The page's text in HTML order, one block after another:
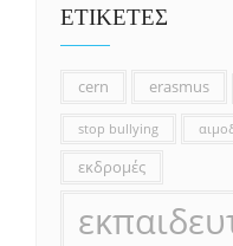
ΕΤΙΚΕΤΕΣ
cern erasmus
stop bullying
εκδρομές